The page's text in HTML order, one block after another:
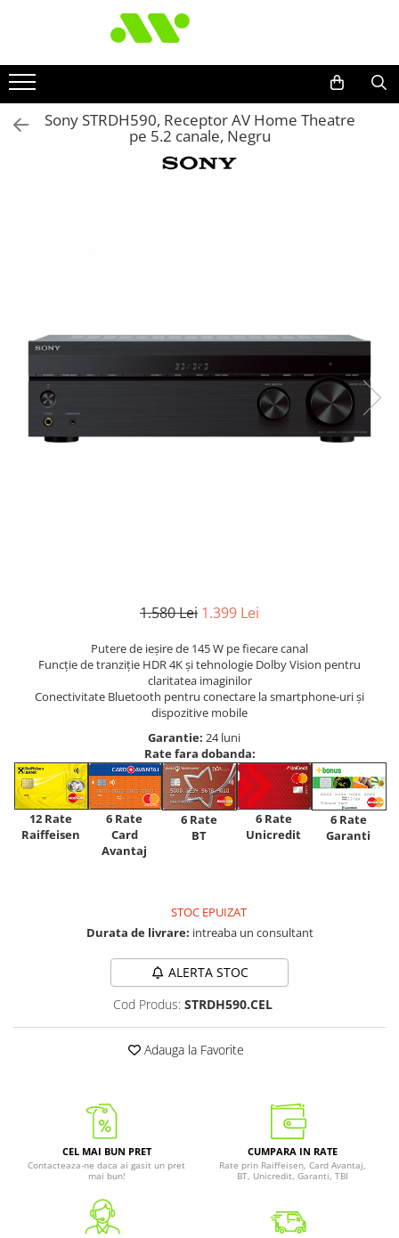
Sony STRDH590, Receptor AV Home Theatre
pe 5.2 canale, Negru
1.580 Lei 1.399 Lei
Putere de ieşire de 145 W pe fiecare canal
Funcţie de tranziţie HDR 4K şi tehnologie Dolby Vision pentru
claritatea imaginilor
Conectivitate Bluetooth pentru conectare la smartphone-uri şi
dispozitive mobile
Garantie: 24 luni
Rate fara dobanda:
12 Rate
Raiffeisen
6 Rate
Card
Avantaj
6 Rate
BT
6 Rate
Unicredit
6 Rate
Garanti
STOC EPUIZAT
Durata de livrare: intreaba un consultant
ALERTA STOC
Cod Produs: STRDH590.CEL
Adauga la Favorite
CEL MAI BUN PRET
Contacteaza-ne daca ai gasit un pret
mai bun!
CUMPARA IN RATE
Rate prin Raiffeisen, Card Avantaj,
BT, Unicredit, Garanti, TBI